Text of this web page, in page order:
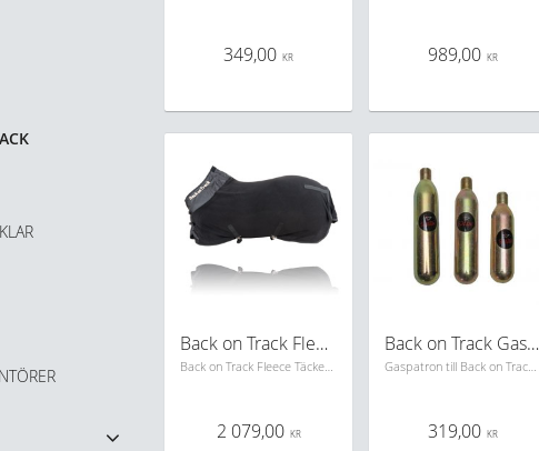
349,00 KR 989,00 KR
Back on Track Fleece täcke
Back on Track Fleece Täcke Svart
2 079,00 KR
Back on Track Gaspatron
Gaspatron till Back on Track Spark Air. Kolla på beskrivning så att det blir rätt storlek till den väst du har.
319,00 KR